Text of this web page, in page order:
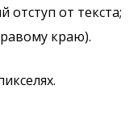
отступ от текста;
краю).